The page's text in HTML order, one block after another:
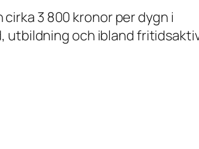
3 800 kronor per dygn i
utbildning och ibland